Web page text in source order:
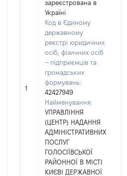
1
зареєстрована в
Україні
Код в Єдиному
державному
реєстрі юридичних
осіб, фізичних осіб
– підприємців та
громадських
формувань:
42427949
Найменування:
УПРАВЛІННЯ
(ЦЕНТР) НАДАННЯ
АДМІНІСТРАТИВНИХ
ПОСЛУГ
ГОЛОСІЇВСЬКОЇ
РАЙОННОЇ В МІСТІ
КИЄВІ ДЕРЖАВНОЇ